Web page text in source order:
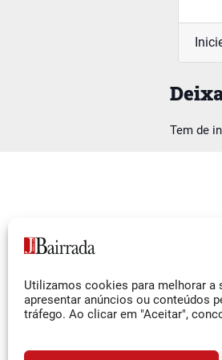
Utilizamos cookies para melhorar a
apresentar anúncios ou conteúdos
tráfego. Ao clicar em "Aceitar",
Tem de